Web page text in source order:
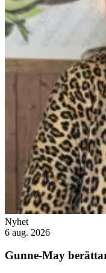
Nyhet
6 aug. 2026
Gunne-May